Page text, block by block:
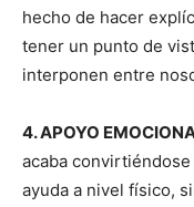
hecho de hacer
tener un punto de
interponen entre
4. APOYO
acaba
ayuda a nivel físico,